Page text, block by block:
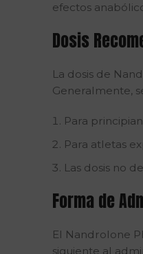
efectos
Dosis
La dosis de
Generalmente,
Para
Para atletas
Las dosis no
Forma de
El Nandrolone
siguiente al